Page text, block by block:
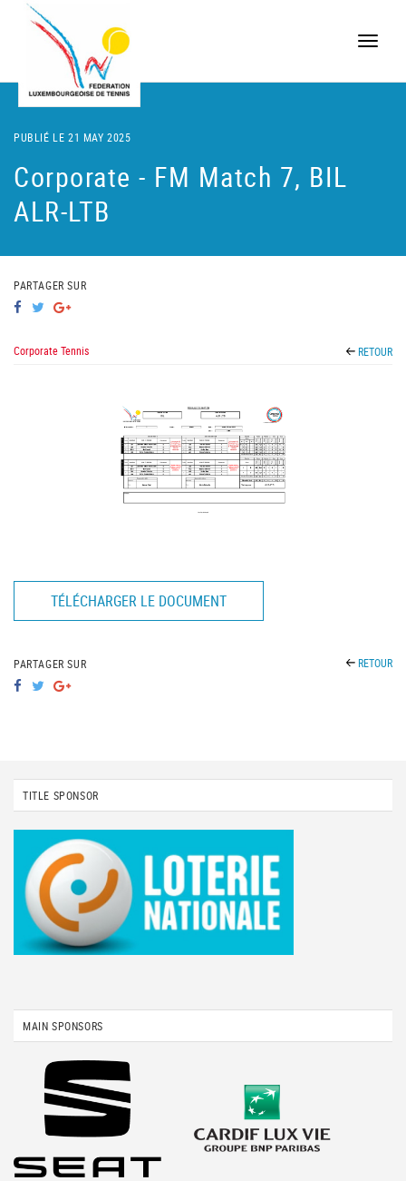
Toggle
PUBLIÉ LE 21 MAY 2025
Corporate - FM Match 7, BIL
ALR-LTB
PARTAGER SUR
Corporate Tennis RETOUR
TÉLÉCHARGER LE DOCUMENT
PARTAGER SUR RETOUR
TITLE SPONSOR
MAIN SPONSORS